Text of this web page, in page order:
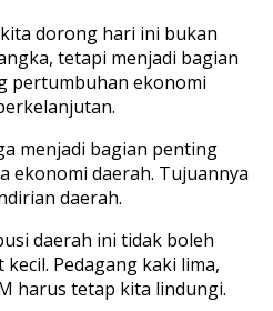
dorong hari ini bukan
tetapi menjadi bagian
pertumbuhan ekonomi
menjadi bagian penting
ekonomi daerah. Tujuannya
daerah.
daerah ini tidak boleh
Pedagang kaki lima,
harus tetap kita lindungi.